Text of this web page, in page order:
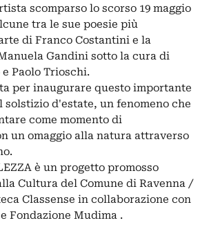
scomparso lo scorso 19 maggio
tra le sue poesie più
di Franco Costantini e la
Gandini sotto la cura di
Paolo Trioschi.
per inaugurare questo importante
solstizio d'estate, un fenomeno che
come momento di
un omaggio alla natura attraverso
è un progetto promosso
Cultura del Comune di Ravenna /
Classense in collaborazione con
Fondazione Mudima .